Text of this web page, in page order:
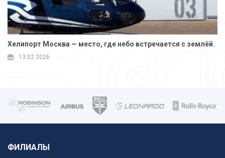
Хелипорт Москва — место, где небо встречается с землёй.
13.02.2026
ФИЛИАЛЫ